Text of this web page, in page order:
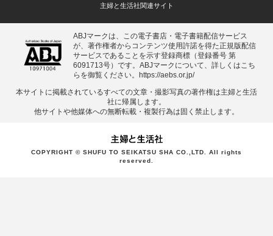
主婦と生活社関連サイト
ABJマークは、この電子書店・電子書籍配信サービス
が、著作権者からコンテンツ使用許諾を得た正規版配信
サービスであることを示す登録商標（登録番号 第
6091713号）です。ABJマークについて、詳しくはこち
らを御覧ください。 https://aebs.or.jp/
本サイトに掲載されているすべての⽂章・撮影写真の著作権は主婦と⽣活
社に帰属します。
他サイトや他媒体への無断転載・複製⾏為は固く禁⽌します。
COPYRIGHT © SHUFU TO SEIKATSU SHA CO.,LTD. All rights
reserved.